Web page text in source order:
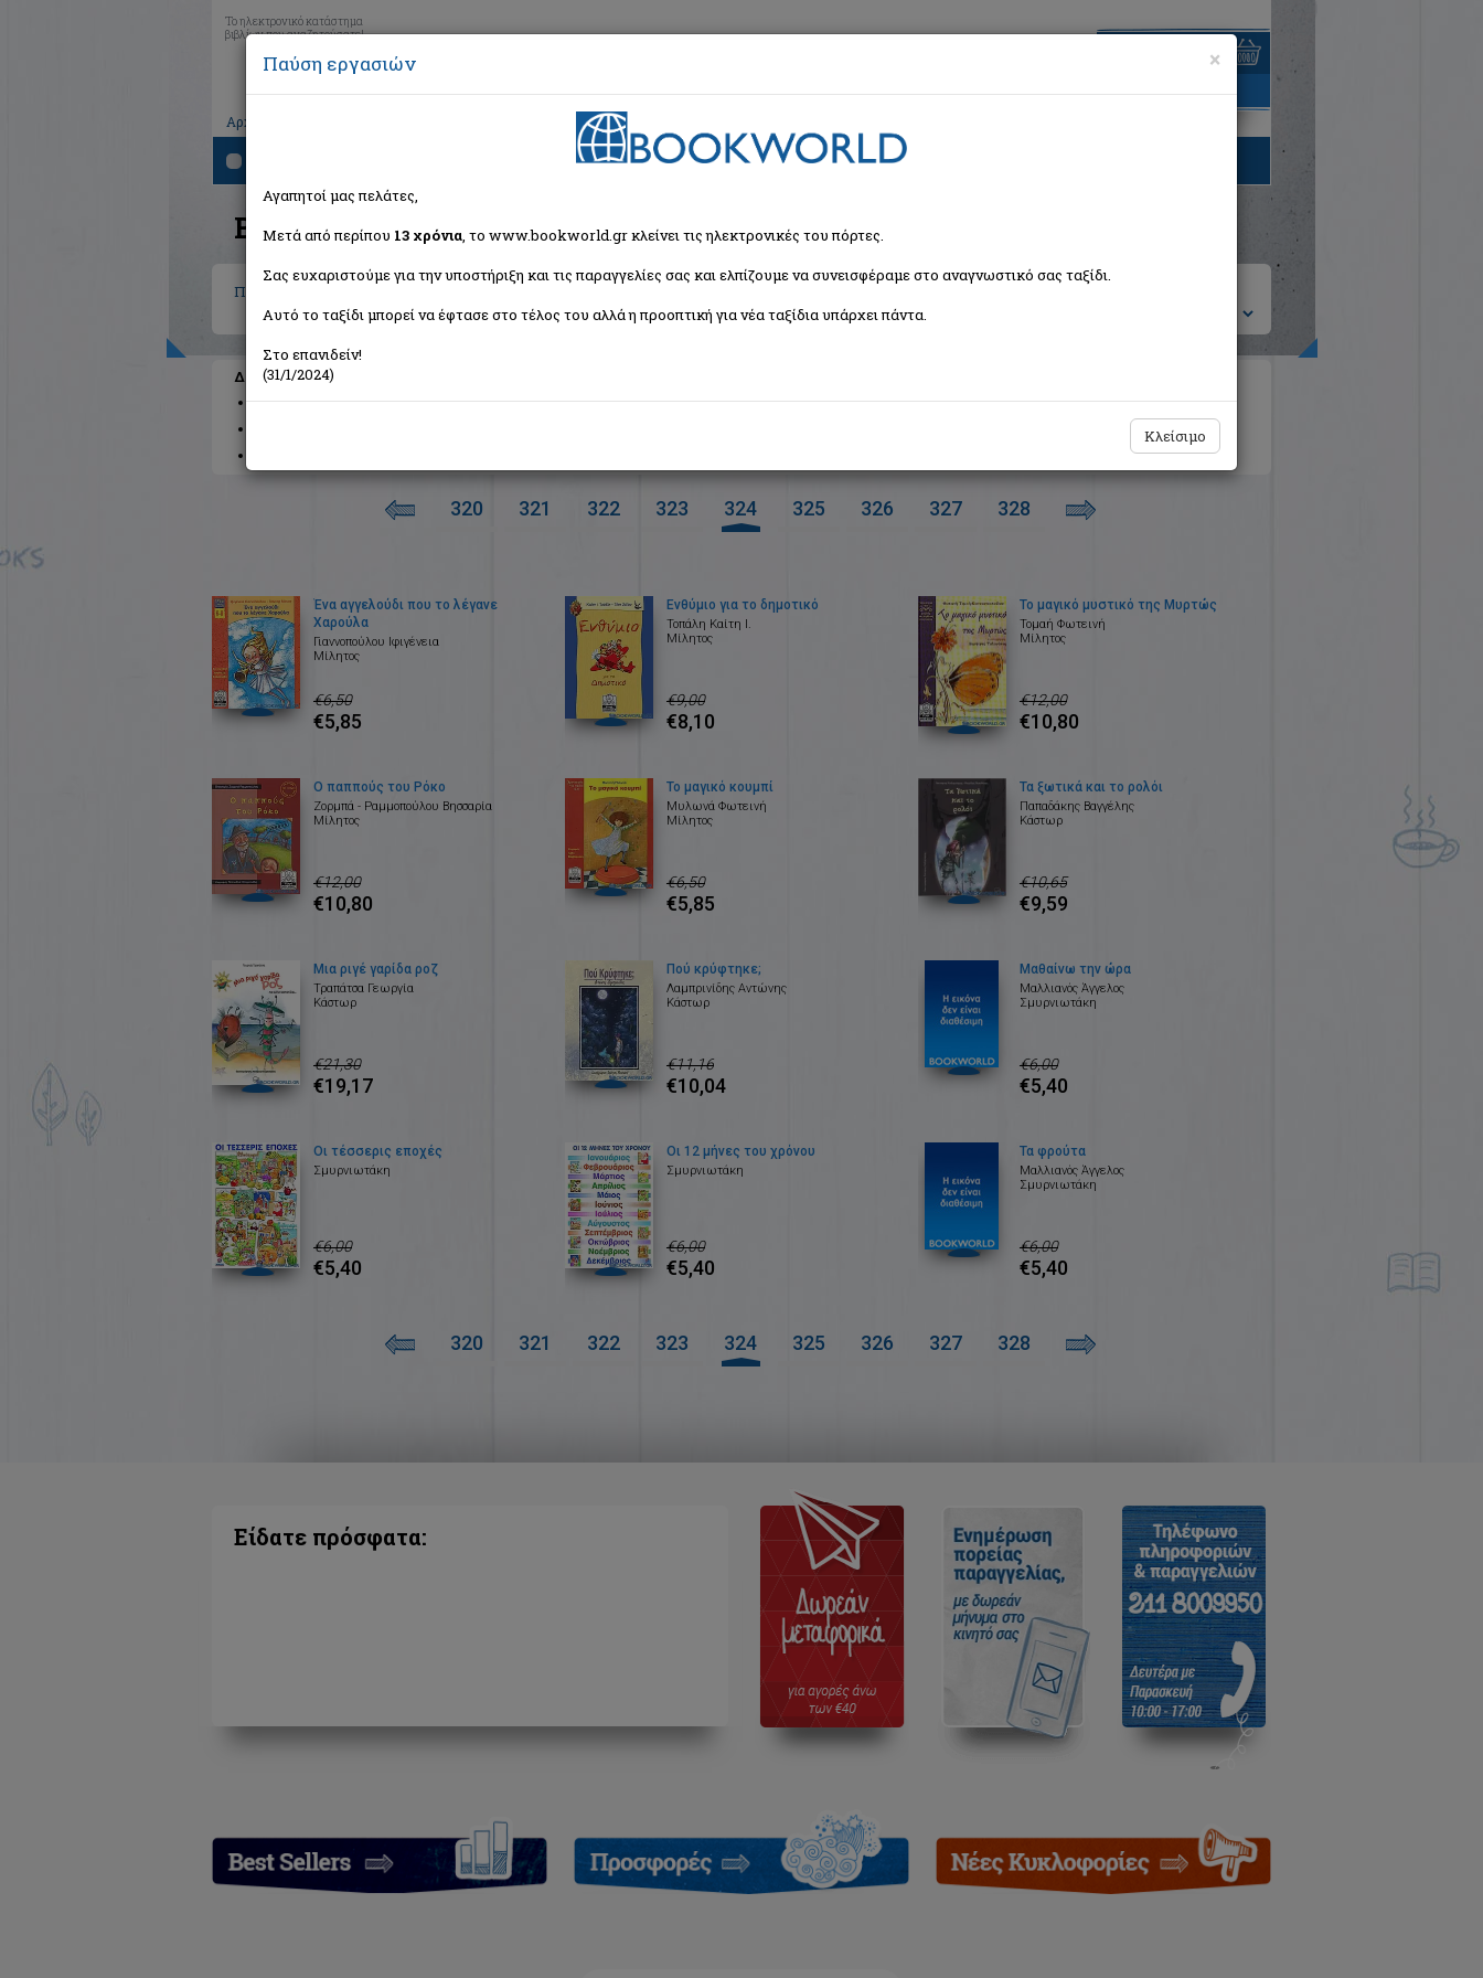
Το ηλεκτρονικό κατάστημα
βιβλίων που αναζητούσατε!
Αρχική
είναι άδειο
Βιβλία στην κατηγορία
Παιδικά - Εφηβικά Ταξινόμηση ανά:
Διαθέσιμες υποκατηγορίες
Παραμύθια
Προσχολικής Ηλικίας Παιδική και Εφηβική Λογοτεχνία Εορταστικά - Επετειακά Δραστηριότητες - Χειροτεχνίες
Ημερολόγια - Λευκώματα
Παιδική Λογοτεχνία Θεωρία και Δοκίμια
320 321 322 323 324 325 326 327 328
Ένα αγγελούδι που το λέγανε
Χαρούλα
Γιαννοπούλου Ιφιγένεια
Μίλητος
€6,50
€5,85
Ενθύμιο για το δημοτικό
Τοπάλη Καίτη Ι.
Μίλητος
€9,00
€8,10
Το μαγικό μυστικό της Μυρτώς
Τομαή Φωτεινή
Μίλητος
€12,00
€10,80
Ο παππούς του Ρόκο
Ζορμπά - Ραμμοπούλου Βησσαρία
Μίλητος
€12,00
€10,80
Το μαγικό κουμπί
Μυλωνά Φωτεινή
Μίλητος
€6,50
€5,85
Τα ξωτικά και το ρολόι
Παπαδάκης Βαγγέλης
Κάστωρ
€10,65
€9,59
Μια ριγέ γαρίδα ροζ
Τραπάτσα Γεωργία
Κάστωρ
€21,30
€19,17
Πού κρύφτηκε;
Λαμπρινίδης Αντώνης
Κάστωρ
€11,16
€10,04
Μαθαίνω την ώρα
Μαλλιανός Άγγελος
Σμυρνιωτάκη
€6,00
€5,40
Οι τέσσερις εποχές
Σμυρνιωτάκη
€6,00
€5,40
Οι 12 μήνες του χρόνου
Σμυρνιωτάκη
€6,00
€5,40
Τα φρούτα
Μαλλιανός Άγγελος
Σμυρνιωτάκη
€6,00
€5,40
320 321 322 323 324 325 326 327 328
Είδατε πρόσφατα:
×
Παύση εργασιών
Αγαπητοί μας πελάτες,
Μετά από περίπου 13 χρόνια, το www.bookworld.gr κλείνει τις ηλεκτρονικές του πόρτες.
Σας ευχαριστούμε για την υποστήριξη και τις παραγγελίες σας και ελπίζουμε να συνεισφέραμε στο αναγνωστικό σας ταξίδι.
Αυτό το ταξίδι μπορεί να έφτασε στο τέλος του αλλά η προοπτική για νέα ταξίδια υπάρχει πάντα.
Στο επανιδείν!
(31/1/2024)
Κλείσιμο